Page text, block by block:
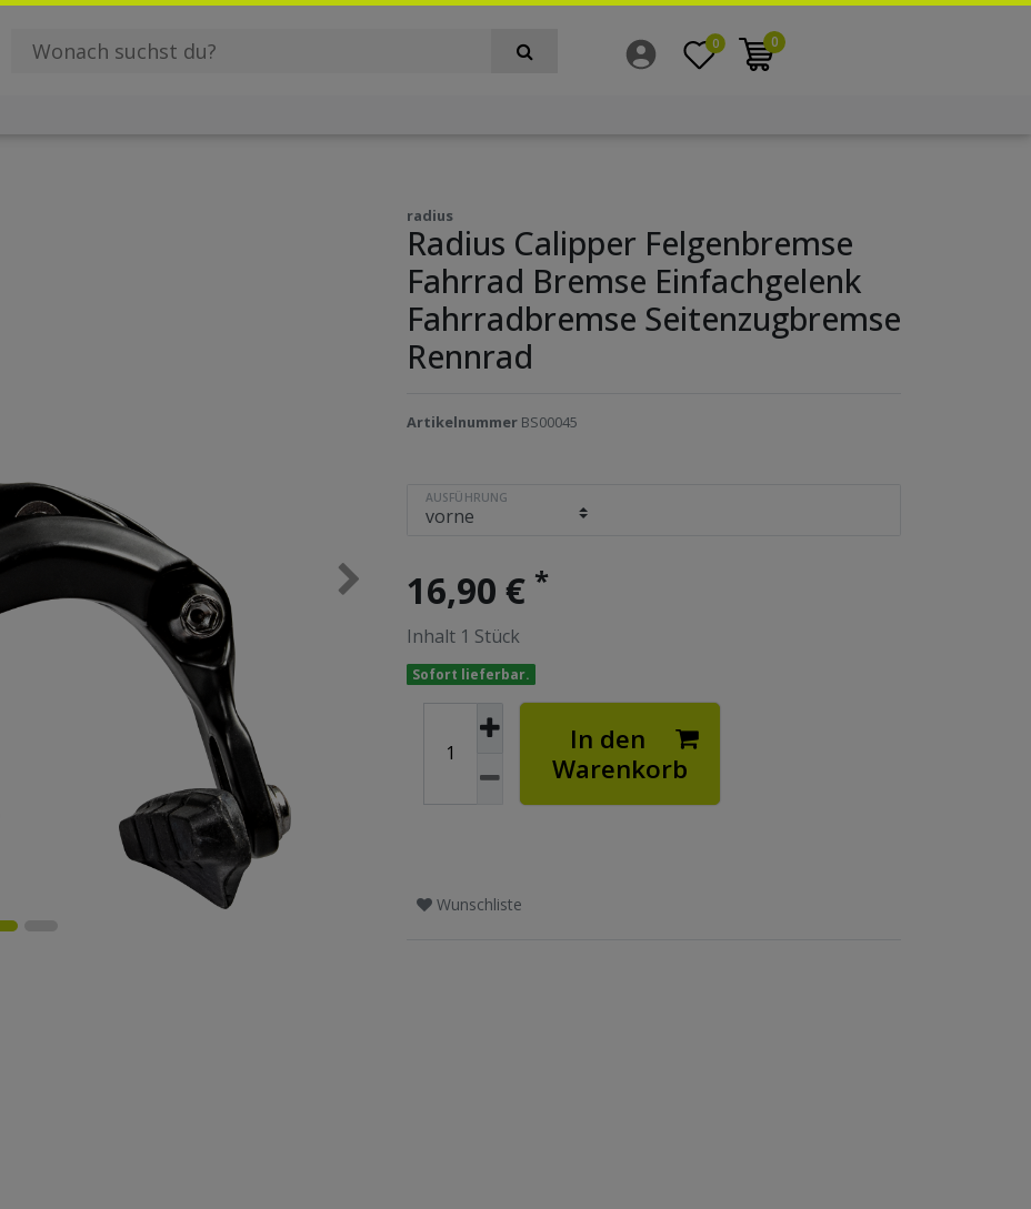
0 0
radius
Radius Calipper Felgenbremse
Fahrrad Bremse Einfachgelenk
Fahrradbremse Seitenzugbremse
Rennrad
Artikelnummer BS00045
AUSFÜHRUNG
16,90 € *
Inhalt 1 Stück
Sofort lieferbar.
In den
Warenkorb
Wunschliste